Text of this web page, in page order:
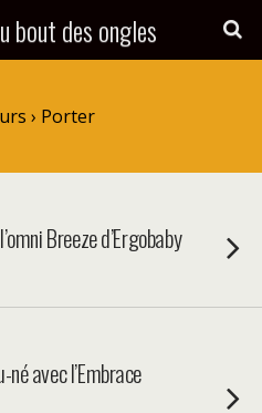
bout des ongles
› Porter
Breeze d’Ergobaby
avec l’Embrace